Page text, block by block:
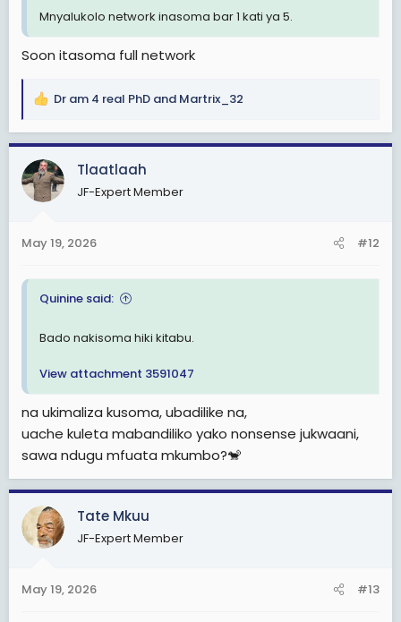
Mnyalukolo network inasoma bar 1 kati ya 5.
Soon itasoma full network
R
a
c
t
i
s
Dr am 4 real PhD and Martrix_32
Tlaatlaah
JF-Expert Member
May 19, 2026 #12
Quinine said:
Bado nakisoma hiki kitabu.
View attachment 3591047
na ukimaliza kusoma, ubadilike na,
uache kuleta mabandiliko yako nonsense jukwaani,
sawa ndugu mfuata mkumbo?🐒
Tate Mkuu
JF-Expert Member
May 19, 2026 #13